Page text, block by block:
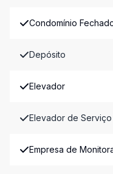
Condomínio
Depósito
Elevador
Elevador de Serviço
Empresa de